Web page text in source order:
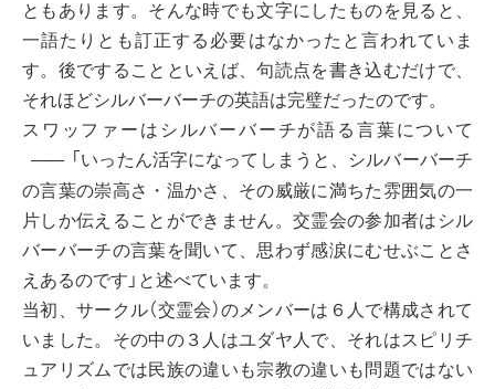
ともあります。そんな時でも文字にしたものを見ると、
一語たりとも訂正する必要はなかったと言われていま
す。後ですることといえば、句読点を書き込むだけで、
それほどシルバーバーチの英語は完璧だったのです。
スワッファーはシルバーバーチが語る言葉について
――
「いったん活字になってしまうと、シルバーバーチ
の言葉の崇高さ・温かさ、その威厳に満ちた雰囲気の一
片しか伝えることができません。交霊会の参加者はシル
バーバーチの言葉を聞いて、思わず感涙にむせぶことさ
えあるのです」と述べています。
当初、サークル（交霊会）のメンバーは６人で構成されて
いました。その中の３人はユダヤ人で、それはスピリチ
ュアリズムでは民族の違いも宗教の違いも問題ではない